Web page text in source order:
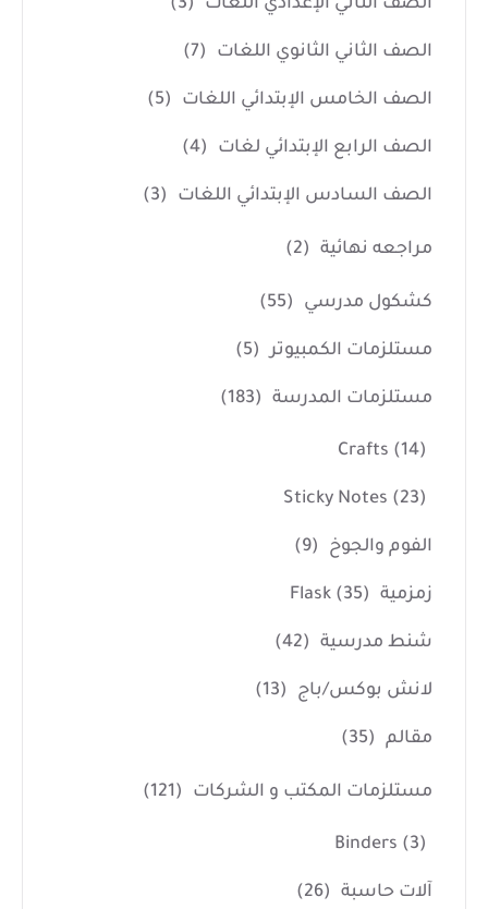
الصف الثاني الإعدادي اللغات (3)
الصف الثاني الثانوي اللغات (7)
الصف الخامس الإبتدائي اللغات (5)
الصف الرابع الإبتدائي لغات (4)
الصف السادس الإبتدائي اللغات (3)
مراجعه نهائية (2)
كشكول مدرسي (55)
مستلزمات الكمبيوتر (5)
مستلزمات المدرسة (183)
Crafts (14)
Sticky Notes (23)
الفوم والجوخ (9)
زمزمية Flask (35)
شنط مدرسية (42)
لانش بوكس/باج (13)
مقالم (35)
مستلزمات المكتب و الشركات (121)
Binders (3)
آلات حاسبة (26)